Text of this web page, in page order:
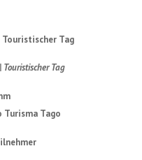
Touristischer Tag
Touristischer Tag
Turisma Tago